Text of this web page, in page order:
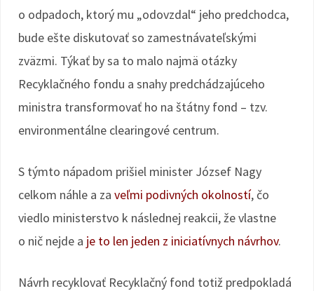
o odpadoch, ktorý mu „odovzdal“ jeho predchodca,
bude ešte diskutovať so zamestnávateľskými
zväzmi. Týkať by sa to malo najmä otázky
Recyklačného fondu a snahy predchádzajúceho
ministra transformovať ho na štátny fond – tzv.
environmentálne clearingové centrum.
S týmto nápadom prišiel minister József Nagy
celkom náhle a za veľmi podivných okolností, čo
viedlo ministerstvo k následnej reakcii, že vlastne
o nič nejde a je to len jeden z iniciatívnych návrhov.
Návrh recyklovať Recyklačný fond totiž predpokladá